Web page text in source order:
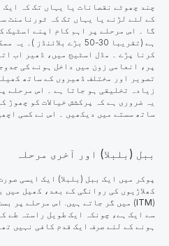
چند چھوٹے نقصانات یا یہاں تک کہ ایک
کے لئے لڑنے یا یہاں تک کہ ٹورنامنٹ
گا ۔
اس مرحلے پر اہم کام اپنے اسٹیک
ہے (تقریبا 30-50 بڑے
کرنا پڑے ۔ مڈل اسٹیج میں، ڈھیر اب
پر، انعامی زون میں داخل ہونے کی
تصویر اور مختلف ڈھیروں کے ساتھ
زیادہ تخلیقی ہو جاتا ہے ۔ اس مرحلے
یہ ضروری ہے کہ پرکشش خیالات کو چھوڑ
ساتھ سستے میں دیکھیں ۔ اس نے کسی
ببل (بلبلا) اور آخری مرحلہ
پوکر میں ایک ببل (بلبلا) ایک ایسی
کھلاڑیوں کی روانگی کے بعد، کھیل میں
(
ITM) میں گر جاتے ہیں. اس مرحلے پر
سے ایک ہے، چونکہ ایک طویل راستہ طے
ہونے کے لئے صرف ایک قدم کافی نہیں